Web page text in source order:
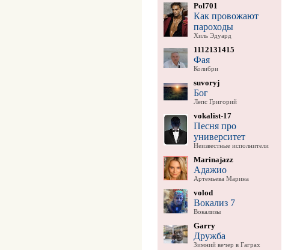
Pol701
Как провожают
пароходы
Хиль Эдуард
1112131415
Фая
Колибри
suvoryj
Бог
Лепс Григорий
vokalist-17
Песня про
университет
Неизвестные исполнители
Marinajazz
Адажио
Артемьева Марина
volod
Вокализ 7
Вокализы
Garry
Дружба
Зимний вечер в Гаграх